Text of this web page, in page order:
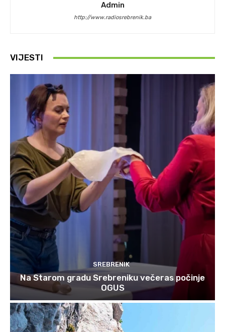
Admin
http://www.radiosrebrenik.ba
VIJESTI
SREBRENIK
Na Starom gradu Srebreniku večeras počinje
OGUS